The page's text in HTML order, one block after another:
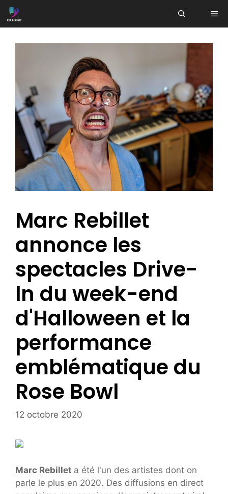
Aller
au
Marc Rebillet
annonce les
spectacles Drive-
In du week-end
d'Halloween et la
performance
emblématique du
Rose Bowl
12 octobre 2020
Marc Rebillet a été l'un des artistes dont on
parle le plus en 2020. Des diffusions en direct